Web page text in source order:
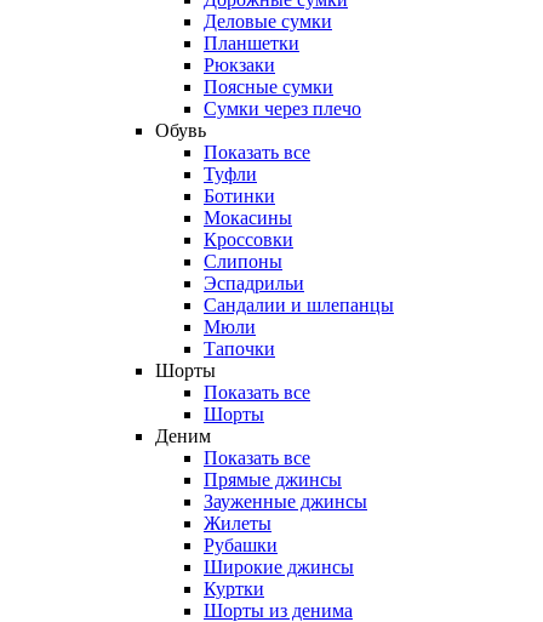
Деловые сумки
Планшетки
Рюкзаки
Поясные сумки
Сумки через плечо
Обувь
Показать все
Туфли
Ботинки
Мокасины
Кроссовки
Слипоны
Эспадрильи
Сандалии и шлепанцы
Мюли
Тапочки
Шорты
Показать все
Шорты
Деним
Показать все
Прямые джинсы
Зауженные джинсы
Жилеты
Рубашки
Широкие джинсы
Куртки
Шорты из денима